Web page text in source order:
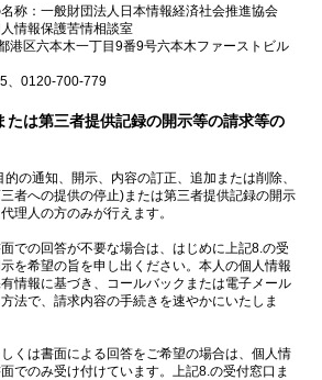
称：一般財団法人日本情報経済社会推進協会
情報保護苦情相談室
港区六本木一丁目9番9号六本木ファーストビル
、0120-700-779
たは第三者提供記録の開示等の請求等の
の通知、開示、内容の訂正、追加または削除、
者への提供の停止)または第三者提供記録の開示
理人の方のみが行えます。
での回答が不要な場合は、はじめに上記8.の受
を希望の旨を申し出ください。本人の個人情報
情報に基づき、コールバックまたは電子メール
法で、請求内容の手続きを速やかにいたしま
くは書面による回答をご希望の場合は、個人情
でのみ受け付けています。上記8.の受付窓口ま